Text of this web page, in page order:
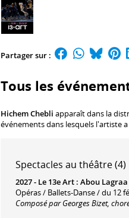
Partager sur :
Tous les
Hichem Chebli apparaît dans la
événements dans lesquels l'artiste
Spectacles au théâtre (4)
2027 - Le 13e Art : Abou
Opéras / Ballets-Danse / du 12
Composé par Georges Bizet,